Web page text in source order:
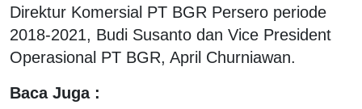
Direktur Komersial PT BGR Persero periode
2018-2021, Budi Susanto dan Vice President
Operasional PT BGR, April Churniawan.
Baca Juga :